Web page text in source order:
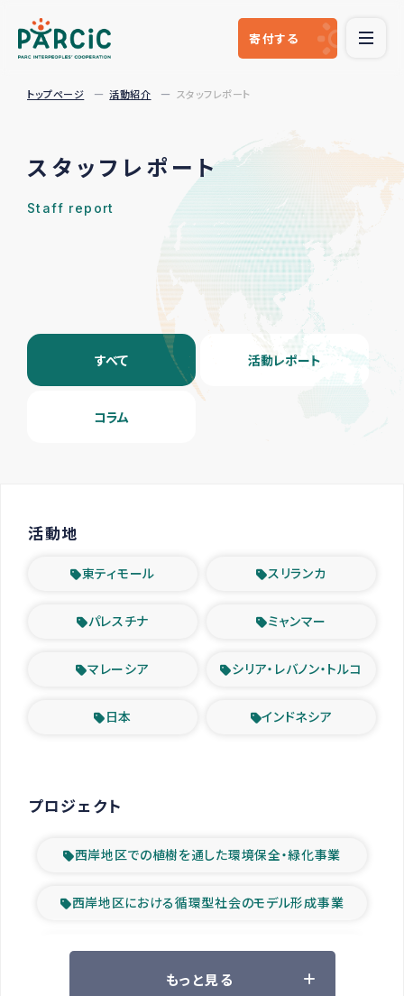
寄付する
トップページ 活動紹介 スタッフレポート
スタッフレポート
Staff report
すべて 活動レポート
コラム
活動地
東ティモール スリランカ
パレスチナ ミャンマー
マレーシア シリア・レバノン・トルコ
日本 インドネシア
プロジェクト
西岸地区での植樹を通した環境保全・緑化事業
西岸地区における循環型社会のモデル形成事業
ツアー参加者の声
もっと見る